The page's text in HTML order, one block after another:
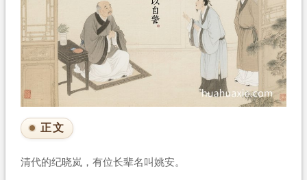
正文
清代的纪晓岚，有位长辈名叫姚安。